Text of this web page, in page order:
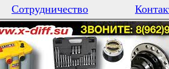
Сотрудничество